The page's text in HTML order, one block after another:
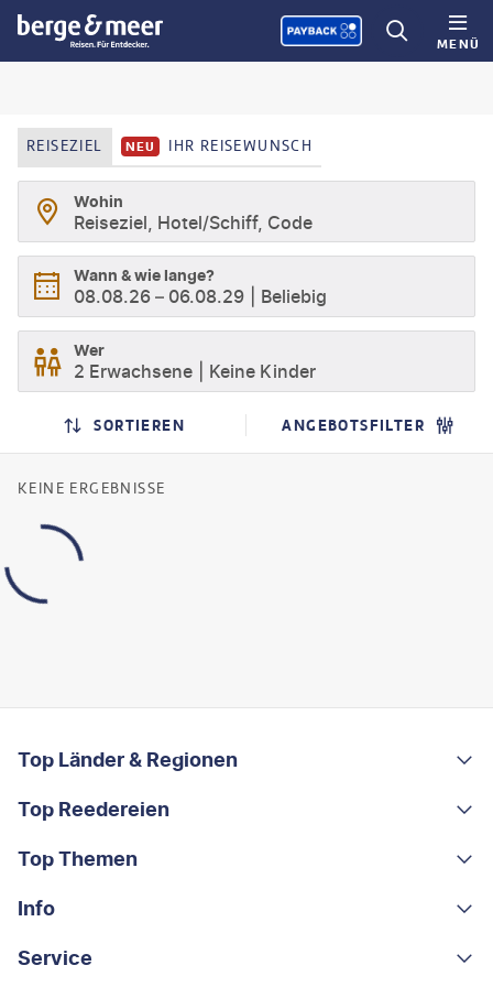
MENÜ
REISEZIEL NEU IHR REISEWUNSCH
Wohin
Reiseziel, Hotel/Schiff, Code
Wann & wie lange?
08.08.26 – 06.08.29 Beliebig
Wer
2 Erwachsene Keine Kinder
SUCHLISTENSEITE
SUCHERGEBNISSE
SORTIEREN ANGEBOTSFILTER
KEINE ERGEBNISSE
Footer navigation
Top Länder & Regionen
Portugal
Albanien
Griechenland
Top Reedereien
AIDA
MSC Cruises
Costa Kreuzfahrten
Top Themen
Rundreisen
Kleingruppen-Rundreisen
Info
Über uns
Service